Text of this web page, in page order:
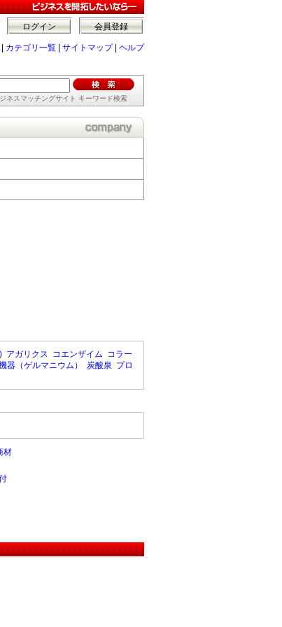
会員登録
ログイン
カテゴリ一覧 サイトマップ| ヘルプ
ネスマッチングサイト キーワード検索
アガリクス コエンザイム コラー
器（ゲルマニウム） 炭酸泉 プロ
材